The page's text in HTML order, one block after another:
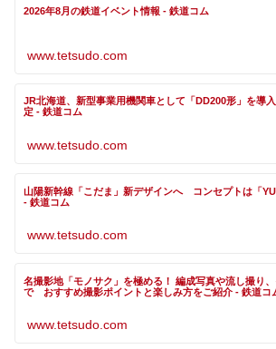
2026年8月の鉄道イベント情報 - 鉄道コム
www.tetsudo.com
JR北海道、新型事業用機関車として「DD200形」を導
定 - 鉄道コム
www.tetsudo.com
山陽新幹線「こだま」新デザインへ コンセプトは「
- 鉄道コム
www.tetsudo.com
名撮影地「モノサク」を極める！ 編成写真や流し撮り
で おすすめ撮影ポイントと楽しみ方をご紹介 - 鉄道コ
www.tetsudo.com